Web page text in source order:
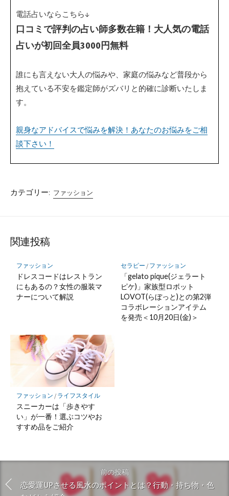
電話占いならこちら↓
口コミで評判の占い師多数在籍！大人気の電話
占いが初回全員3000円無料
誰にも言えない大人の悩みや、家庭の悩みなど普段から
抱えている不安を鑑定師がズバリと的確に診断いたしま
す。
親身なアドバイスで悩みを解決！あなたのお悩みをご相
談下さい！
カテゴリー: ファッション
関連投稿
ファッション
ドレスコードはレストラン
にもあるの？女性の服装マ
ナーについて解説
セラピー / ファッション
「gelato pique(ジェラート
ピケ)」家族型ロボット
LOVOT(らぼっと)との第2弾
コラボレーションアイテム
を発売＜10月20日(金)＞
ファッション / ライフスタイル
スニーカーは「歩きやす
い」が一番！選ぶコツやお
すすめ品をご紹介
前の投稿
恋愛運UPさせる風水のポイントとは？行動・持ち物・色